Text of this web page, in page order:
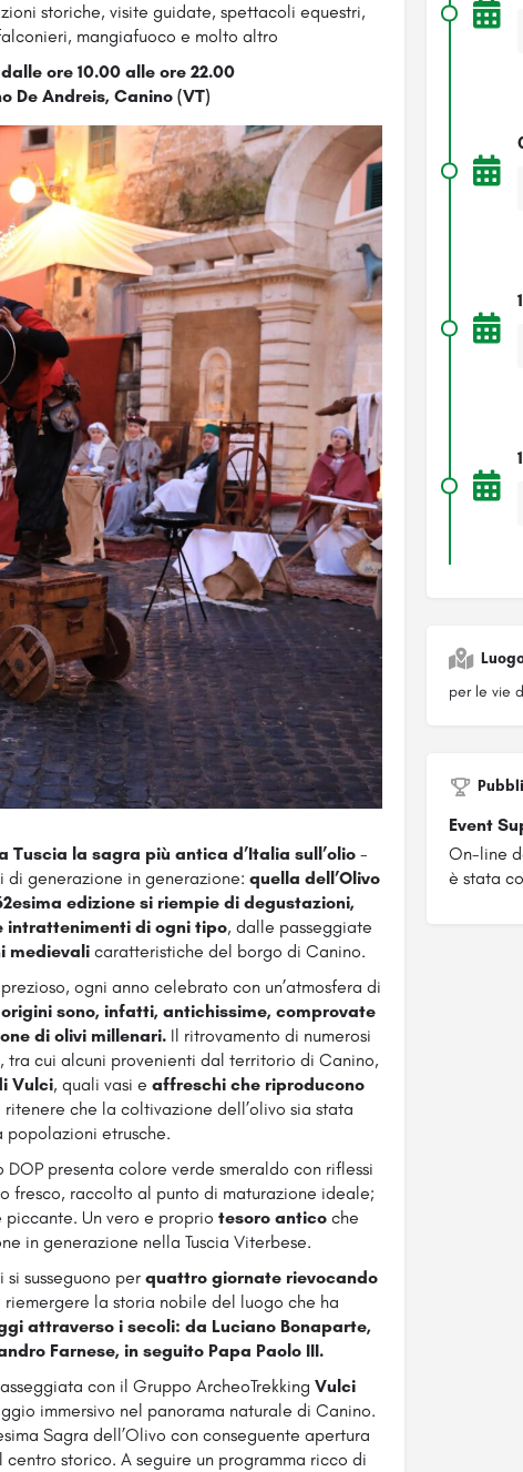
storiche, visite guidate, spettacoli equestri,
mangiafuoco e molto altro
dalle ore 10.00 alle ore 22.00
De Andreis, Canino (VT)
Tuscia la sagra più antica d’Italia sull’olio -
di generazione in generazione:quella dell’Olivo
edizione si riempie di degustazioni,
intrattenimenti di ogni tipo, dalle passeggiate
medievali caratteristiche del borgo di Canino.
ogni anno celebrato con un’atmosfera di
origini sono, infatti, antichissime, comprovate
di olivi millenari. Il ritrovamento di numerosi
, tra cui alcuni provenienti dal territorio di Canino,
Vulci, quali vasi e affreschi che riproducono
ritenere che la coltivazione dell’olivo sia stata
popolazioni etrusche.
presenta colore verde smeraldo con riflessi
fresco, raccolto al punto di maturazione ideale;
piccante. Un vero e propriotesoro anticoche
in generazione nella Tuscia Viterbese.
susseguono per quattro giornate rievocando
la storia nobile del luogo che ha
attraverso i secoli: da Luciano Bonaparte,
Farnese, in seguito Papa Paolo III.
con il Gruppo ArcheoTrekkingVulci
immersivo nel panorama naturale di Canino.
Sagra dell’Olivo con conseguente apertura
storico. A seguire un programma ricco di
per le vie
Event
On-line
è stata